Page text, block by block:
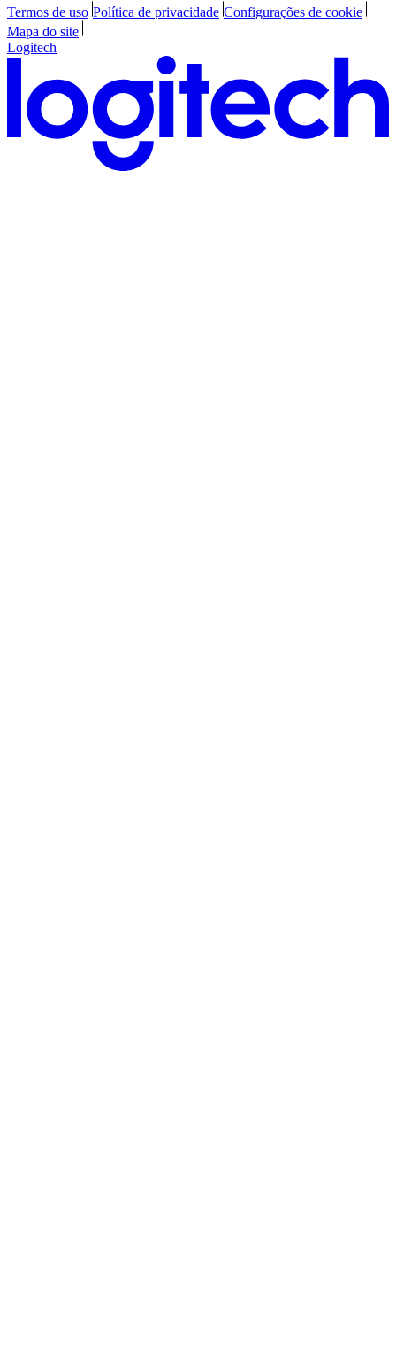
Termos de uso Política de privacidade Configurações de cookie
Mapa do site
Logitech